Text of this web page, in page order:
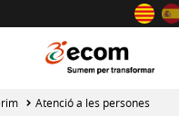
Atenció a les persones